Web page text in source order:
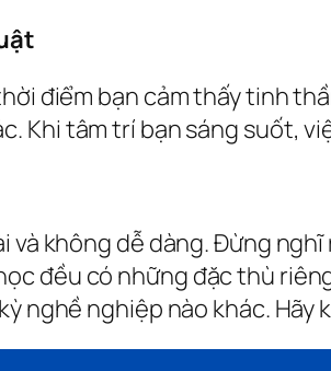
điểm bạn cảm thấy tinh
Khi tâm trí bạn sáng suốt,
và không dễ dàng. Đừng
đều có những đặc thù
nghề nghiệp nào khác. Hãy